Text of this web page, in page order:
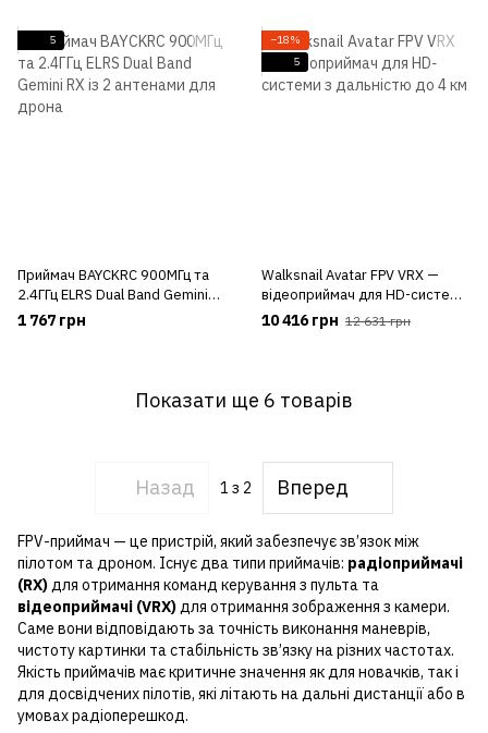
5
Приймач BAYCKRC 900МГц та
2.4ГГц ELRS Dual Band Gemini
RX із 2 антенами для дрона
1 767 грн
−18%
5
Walksnail Avatar FPV VRX —
відеоприймач для HD-системи
з дальністю до 4 км
10 416 грн 12 631 грн
Показати ще 6 товарів
Назад 1 з 2 Вперед
FPV-приймач — це пристрій, який забезпечує зв’язок між
пілотом та дроном. Існує два типи приймачів: радіоприймачі
(RX)для отримання команд керування з пульта та
відеоприймачі (VRX)для отримання зображення з камери.
Саме вони відповідають за точність виконання маневрів,
чистоту картинки та стабільність зв’язку на різних частотах.
Якість приймачів має критичне значення як для новачків, так і
для досвідчених пілотів, які літають на дальні дистанції або в
умовах радіоперешкод.